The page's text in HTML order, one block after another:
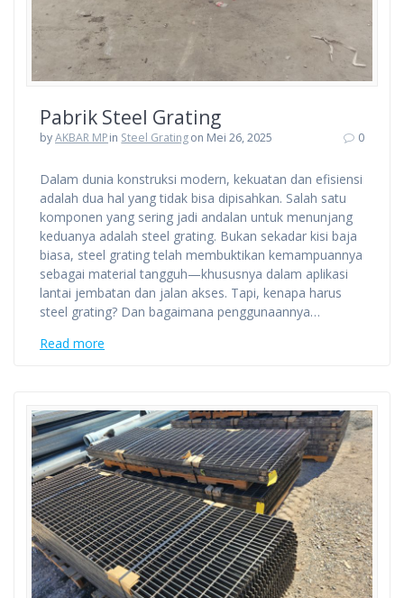
Pabrik Steel Grating
byAKBAR MPin Steel Gratingon Mei 26, 2025 0
Dalam dunia konstruksi modern, kekuatan dan efisiensi
adalah dua hal yang tidak bisa dipisahkan. Salah satu
komponen yang sering jadi andalan untuk menunjang
keduanya adalah steel grating. Bukan sekadar kisi baja
biasa, steel grating telah membuktikan kemampuannya
sebagai material tangguh—khususnya dalam aplikasi
lantai jembatan dan jalan akses. Tapi, kenapa harus
steel grating? Dan bagaimana penggunaannya…
Read more